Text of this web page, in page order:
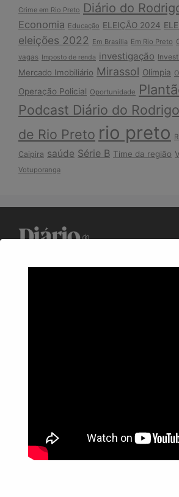
Crime em Rio Preto Diário do
Economia Educação ELEIÇÃO 2024
eleições 2022 Em Brasília Em Rio Preto
vagas
Imposto de renda investigação
Mercado Imobiliário Mirassol Olímpia
Operação Policial Oportunidade
Podcast Diário do
de Rio Preto rio preto
Caipira saúde Série B Time da região
Votuporanga
WhatsApp: (17) 99268-0565